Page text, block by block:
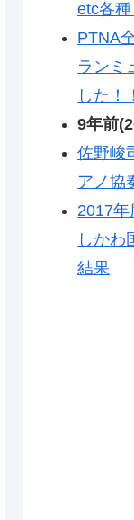
etc各
PTNA
ランミ
した！！
9年前
佐野峻
アノ協
2017
しかわ
結果